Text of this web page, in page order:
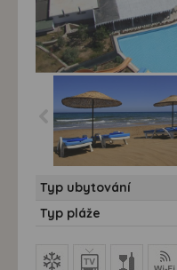
Severní Kypr, Kyrenia,
Hotel Acapulco - pláž
Typ ubytování
Typ pláže